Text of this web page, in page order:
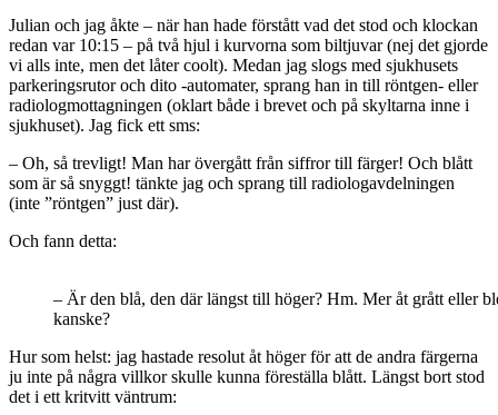
Julian och jag åkte – när han hade förstått vad det stod och klockan
redan var 10:15 – på två hjul i kurvorna som biltjuvar (nej det gjorde
vi alls inte, men det låter coolt). Medan jag slogs med sjukhusets
parkeringsrutor och dito -automater, sprang han in till röntgen- eller
radiologmottagningen (oklart både i brevet och på skyltarna inne i
sjukhuset). Jag fick ett sms:
– Oh, så trevligt! Man har övergått från siffror till färger! Och blått
som är så snyggt! tänkte jag och sprang till radiologavdelningen
(inte ”röntgen” just där).
Och fann detta:
– Är den blå, den där längst till höger? Hm. Mer åt grått eller
kanske?
Hur som helst: jag hastade resolut åt höger för att de andra färgerna
ju inte på några villkor skulle kunna föreställa blått. Längst bort stod
det i ett kritvitt väntrum: